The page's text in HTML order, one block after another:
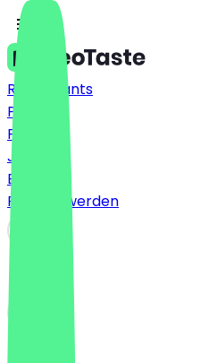
Restaurants
Preise
FAQ
Jobs
Blog
Partner werden